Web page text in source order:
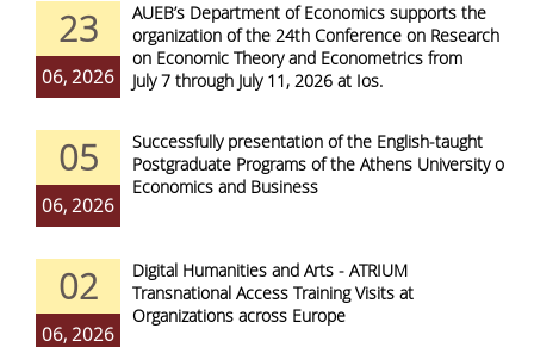
23
06, 2026
AUEB’s Department of Economics supports the
organization of the 24th Conference on Research
on Economic Theory and Econometrics from
July 7 through July 11, 2026 at Ios.
05
06, 2026
Successfully presentation of the English-taught
Postgraduate Programs of the Athens University of
Economics and Business
02
06, 2026
Digital Humanities and Arts - ATRIUM
Transnational Access Training Visits at
Organizations across Europe